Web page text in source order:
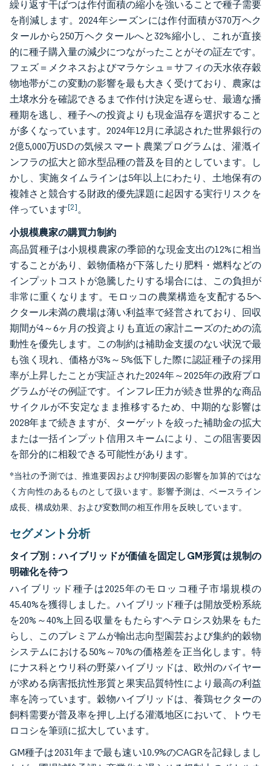
繰り返す干ばつは作付面積の縮小を強いることで種子需要
を削減します。2024年シーズンには作付面積が370万ヘク
タールから250万ヘクタールへと32%縮小し、これが直接
的に種子購入量の減少につながったことがその証左です。
フェズ＝メクネスおよびマラケシュ＝サフィの天水依存穀
物地帯がこの変動の影響を最も大きく受けており、農家は
土壌水分を確認できるまで作付け決定を遅らせ、最適な播
種期を逃し、種子への投資よりも現金温存を選択すること
が多くなっています。2024年12月に承認された世界銀行の
2億5,000万USDの気候スマート農業プログラムは、灌漑イ
ンフラの拡大と節水型品種の普及を目的としています。し
かし、実施タイムラインは5年以上にわたり、土地保有の
複雑さと競合する財政的優先課題に起因する実行リスクを
伴っています[2]。
小規模農家の購買力制約
高品質種子は小規模農家の季節的な現金支出の12%に相当
することがあり、穀物価格が下落したり肥料・燃料などの
インプットコストが急騰したりする場合には、この負担が
非常に重くなります。モロッコの農業構造を支配する5ヘ
クタール未満の農場は薄い利益率で経営されており、回収
期間が4～6ヶ月の投資よりも直近の家計ニーズのための流
動性を優先します。この制約は補助金支援のない状況で最
も強く現れ、価格が3%～5%低下した際に認証種子の採用
率が上昇したことが実証された2024年～2025年の政府プロ
グラムがその例証です。インフレ圧力が続き世界的な商品
サイクルが不安定なまま推移するため、中期的な影響は
2028年まで続きますが、ターゲットを絞った補助金の拡大
または一括インプット信用スキームにより、この阻害要因
を部分的に相殺できる可能性があります。
*当社の予測では、推進要因および抑制要因の影響を加算的ではな
く方向性のあるものとして扱います。影響予測は、ベースライン
成長、構成効果、および変数間の相互作用を反映しています。
セグメント分析
タイプ別：ハイブリッドが価値を固定しGM形質は規制の
明確化を待つ
ハイブリッド種子は2025年のモロッコ種子市場規模の
45.40%を獲得しました。ハイブリッド種子は開放受粉系統
を20%～40%上回る収量をもたらすヘテロシス効果をもた
らし、このプレミアムが輸出志向型園芸および集約的穀物
システムにおける50%～70%の価格差を正当化します。特
にナス科とウリ科の野菜ハイブリッドは、欧州のバイヤー
が求める病害抵抗性形質と果実品質特性により最高の利益
率を誇っています。穀物ハイブリッドは、養鶏セクターの
飼料需要が普及率を押し上げる灌漑地区において、トウモ
ロコシを筆頭に拡大しています。
GM種子は2031年まで最も速い10.9%のCAGRを記録しまし